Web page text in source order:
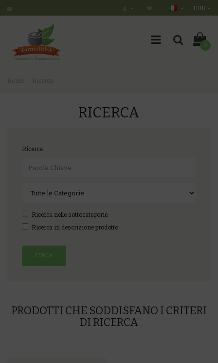
EUR
0
RICERCA
Ricerca:
Ricerca nelle sottocategorie
Ricerca in descrizione prodotto
PRODOTTI CHE SODDISFANO I CRITERI
DI RICERCA